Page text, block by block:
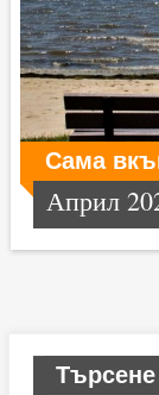
Сама
Април
Търсене